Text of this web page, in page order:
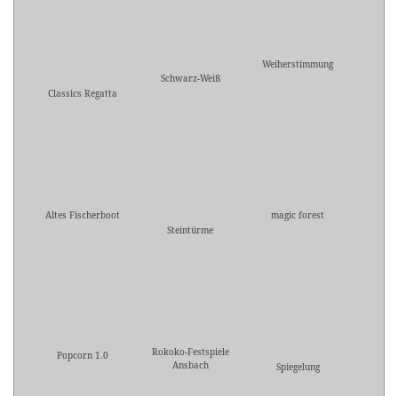
Classics Regatta
Schwarz-Weiß
Weiherstimmung
Altes Fischerboot
Steintürme
magic forest
Popcorn 1.0
Rokoko-Festspiele
Ansbach
Spiegelung